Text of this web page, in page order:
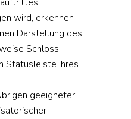
wird, erkennen
Darstellung des
Schloss-
Statusleiste Ihres
geeigneter